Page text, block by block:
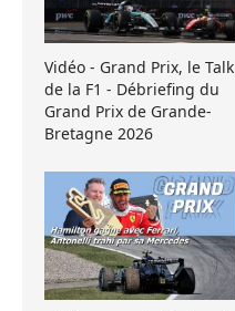
Vidéo - Grand Prix, le Talk
de la F1 - Débriefing du
Grand Prix de Grande-
Bretagne 2026